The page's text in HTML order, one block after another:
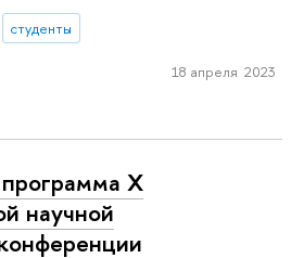
студенты
18 апреля 2023
X
научной